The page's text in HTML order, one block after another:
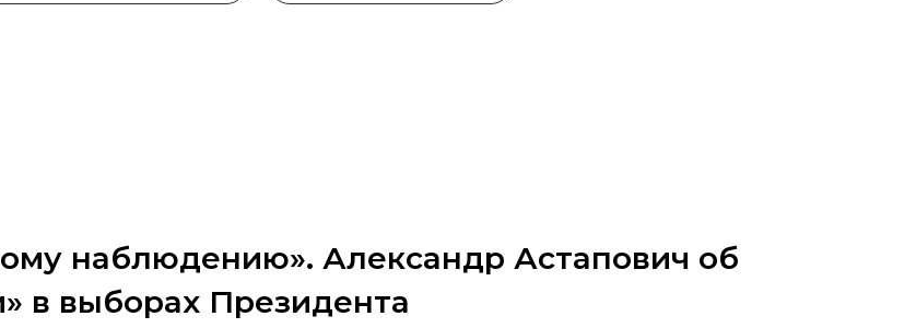
наблюдению». Александр Астапович об
в выборах Президента